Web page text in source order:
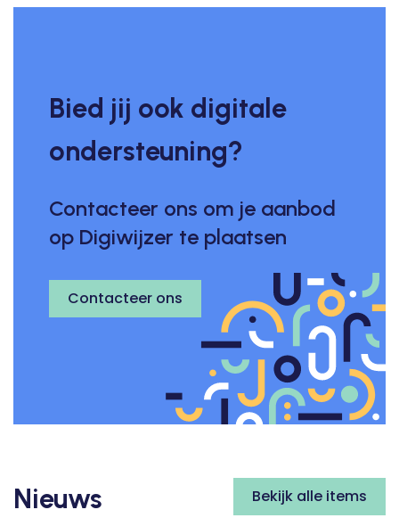
Bied jij ook digitale
ondersteuning?
Contacteer ons om je aanbod
op Digiwijzer te plaatsen
Contacteer ons
Nieuws Bekijk alle items